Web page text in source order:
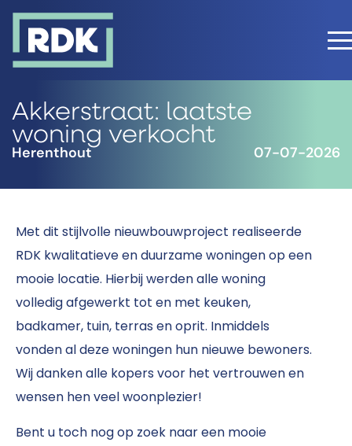
Akkerstraat: laatste
woning verkocht
Herenthout 07-07-2026
Met dit stijlvolle nieuwbouwproject realiseerde
RDK kwalitatieve en duurzame woningen op een
mooie locatie. Hierbij werden alle woning
volledig afgewerkt tot en met keuken,
badkamer, tuin, terras en oprit. Inmiddels
vonden al deze woningen hun nieuwe bewoners.
Wij danken alle kopers voor het vertrouwen en
wensen hen veel woonplezier!
Bent u toch nog op zoek naar een mooie